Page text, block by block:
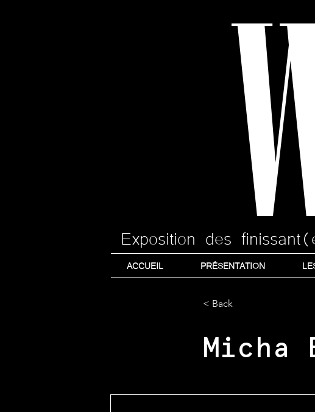
Exposition des
ACCUEIL PRÉSENTATION
< Back
Micha